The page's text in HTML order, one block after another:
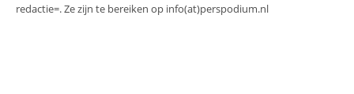
redactie=. Ze zijn te bereiken op info(at)perspodium.nl